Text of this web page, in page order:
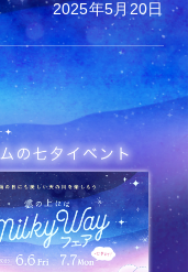
2025年5月20日